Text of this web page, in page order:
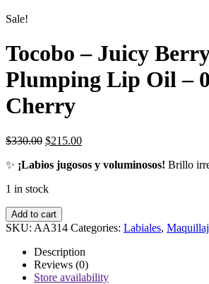
Sale!
Tocobo – Juicy
Plumping Lip Oil –
Cherry
$330.00 $215.00
✨ ¡Labios jugosos y voluminosos! Brillo
1 in stock
Tocobo
-
Berry
Plumping
Add to cart
SKU: AA314 Categories: Labiales,
Description
Reviews (0)
Store availability